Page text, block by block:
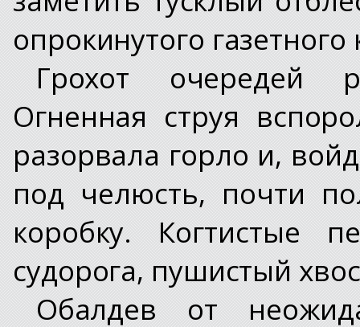
опрокинутого газетного
Грохот очередей
Огненная струя
разорвала горло и,
под челюсть, почти
коробку. Когтистые
судорога, пушистый
Обалдев от